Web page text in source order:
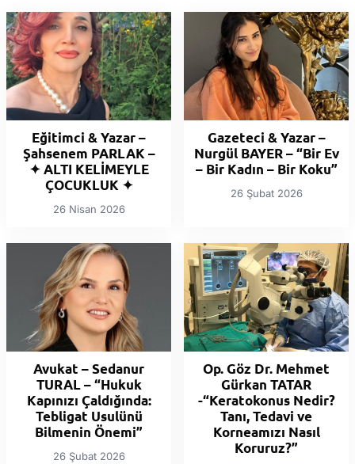
Eğitimci & Yazar –
Şahsenem PARLAK –
✦ ALTI KELİMEYLE
ÇOCUKLUK ✦
26 Nisan 2026
Gazeteci & Yazar –
Nurgül BAYER – “Bir Ev
– Bir Kadın – Bir Koku”
26 Şubat 2026
Avukat – Sedanur
TURAL – “Hukuk
Kapınızı Çaldığında:
Tebligat Usulünü
Bilmenin Önemi”
26 Şubat 2026
Op. Göz Dr. Mehmet
Gürkan TATAR
-“Keratokonus Nedir?
Tanı, Tedavi ve
Korneamızı Nasıl
Koruruz?”